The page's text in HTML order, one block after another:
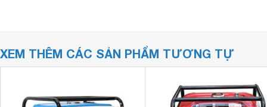
XEM THÊM CÁC SẢN PHẨM TƯƠNG TỰ